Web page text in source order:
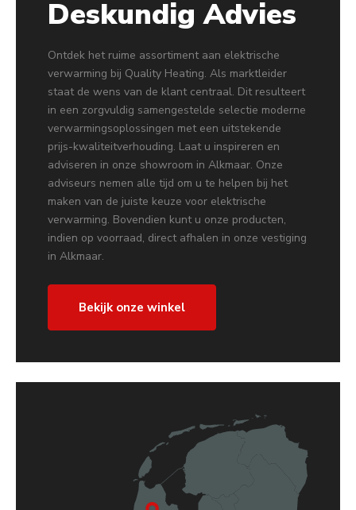
Deskundig Advies
Ontdek het ruime assortiment aan elektrische
verwarming bij Quality Heating. Als marktleider
staat de wens van de klant centraal. Dit resulteert
in een zorgvuldig samengestelde selectie moderne
verwarmingsoplossingen met een uitstekende
prijs-kwaliteitverhouding. Laat u inspireren en
adviseren in onze showroom in Alkmaar. Onze
adviseurs nemen alle tijd om u te helpen bij het
maken van de juiste keuze voor elektrische
verwarming. Bovendien kunt u onze producten,
indien op voorraad, direct afhalen in onze vestiging
in Alkmaar.
Bekijk onze winkel